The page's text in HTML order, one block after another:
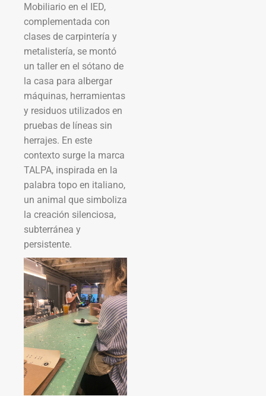
Mobiliario en el IED,
complementada con
clases de carpintería y
metalistería, se montó
un taller en el sótano de
la casa para albergar
máquinas, herramientas
y residuos utilizados en
pruebas de líneas sin
herrajes. En este
contexto surge la marca
TALPA, inspirada en la
palabra topo en italiano,
un animal que simboliza
la creación silenciosa,
subterránea y
persistente.